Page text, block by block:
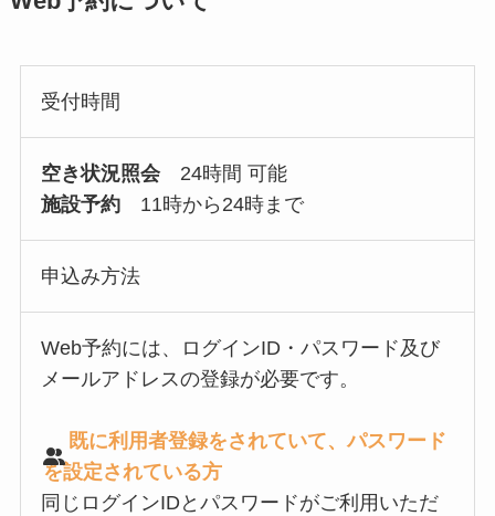
受付時間
空き状況照会24時間 可能
施設予約11時から24時まで
申込み方法
Web予約には、ログインID・パスワード及び
メールアドレスの登録が必要です。
既に利用者登録をされていて、パスワード
を設定されている方
同じログインIDとパスワードがご利用いただ